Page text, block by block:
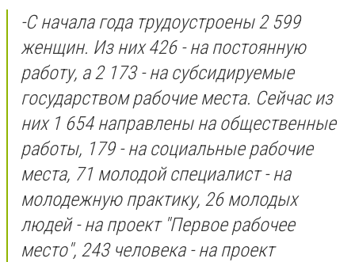
-С начала года трудоустроены 2 599
женщин. Из них 426 - на постоянную
работу, а 2 173 - на субсидируемые
государством рабочие места. Сейчас из
них 1 654 направлены на общественные
работы, 179 - на социальные рабочие
места, 71 молодой специалист - на
молодежную практику, 26 молодых
людей - на проект "Первое рабочее
место", 243 человека - на проект